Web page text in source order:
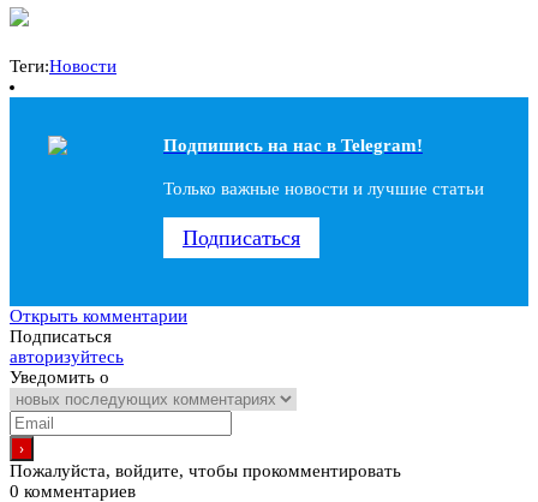
Теги:Новости
Подпишись на наc в Telegram!
Только важные новости и лучшие статьи
Подписаться
Открыть комментарии
Подписаться
авторизуйтесь
Уведомить о
Пожалуйста, войдите, чтобы прокомментировать
0 комментариев